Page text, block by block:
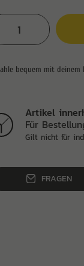
Artikel
Für
Gilt nicht für
FRAGEN